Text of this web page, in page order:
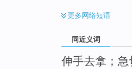
更多网络短语
同近义词
伸手去拿；急